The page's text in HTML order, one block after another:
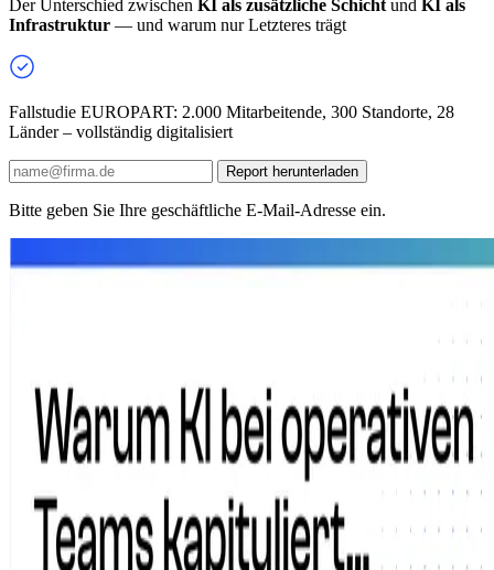
Der Unterschied zwischen KI als zusätzliche Schicht und KI als
Infrastruktur — und warum nur Letzteres trägt
Fallstudie EUROPART: 2.000 Mitarbeitende, 300 Standorte, 28
Länder – vollständig digitalisiert
Report herunterladen
Bitte geben Sie Ihre geschäftliche E-Mail-Adresse ein.